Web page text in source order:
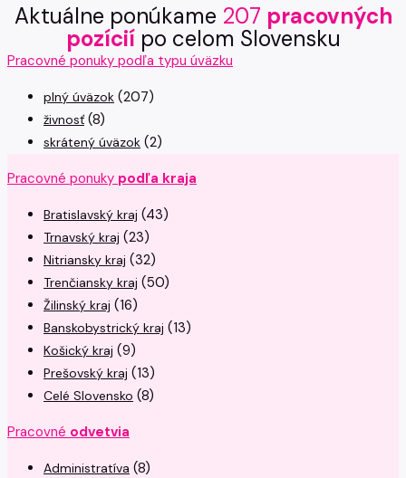
Aktuálne ponúkame 207 pracovných
pozícií po celom Slovensku
Pracovné ponuky podľa typu úväzku
plný úväzok (207)
živnosť (8)
skrátený úväzok (2)
Pracovné ponuky podľa kraja
Bratislavský kraj (43)
Trnavský kraj (23)
Nitriansky kraj (32)
Trenčiansky kraj (50)
Žilinský kraj (16)
Banskobystrický kraj (13)
Košický kraj (9)
Prešovský kraj (13)
Celé Slovensko (8)
Pracovné odvetvia
Administratíva (8)